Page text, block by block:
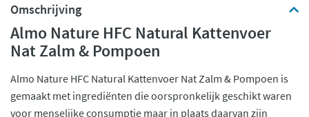
Omschrijving
Almo Nature HFC Natural Kattenvoer
Nat Zalm & Pompoen
Almo Nature HFC Natural Kattenvoer Nat Zalm & Pompoen is
gemaakt met ingrediënten die oorspronkelijk geschikt waren
voor menselijke consumptie maar in plaats daarvan zijn